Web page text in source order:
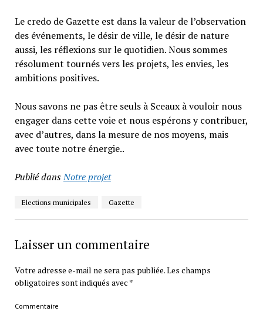
Le credo de Gazette est dans la valeur de l’observation
des événements, le désir de ville, le désir de nature
aussi, les réflexions sur le quotidien. Nous sommes
résolument tournés vers les projets, les envies, les
ambitions positives.
Nous savons ne pas être seuls à Sceaux à vouloir nous
engager dans cette voie et nous espérons y contribuer,
avec d’autres, dans la mesure de nos moyens, mais
avec toute notre énergie..
Publié dansNotre projet
Elections municipales Gazette
Laisser un commentaire
Votre adresse e-mail ne sera pas publiée.Les champs
obligatoires sont indiqués avec *
Commentaire